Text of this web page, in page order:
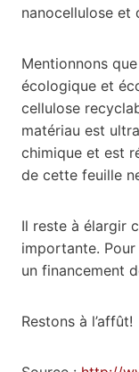
nanocellulose et
Mentionnons
écologique et
cellulose
matériau est
chimique et est
de cette feuille
Il reste à élargir
importante. Pour
un financement
Restons à l’affût!